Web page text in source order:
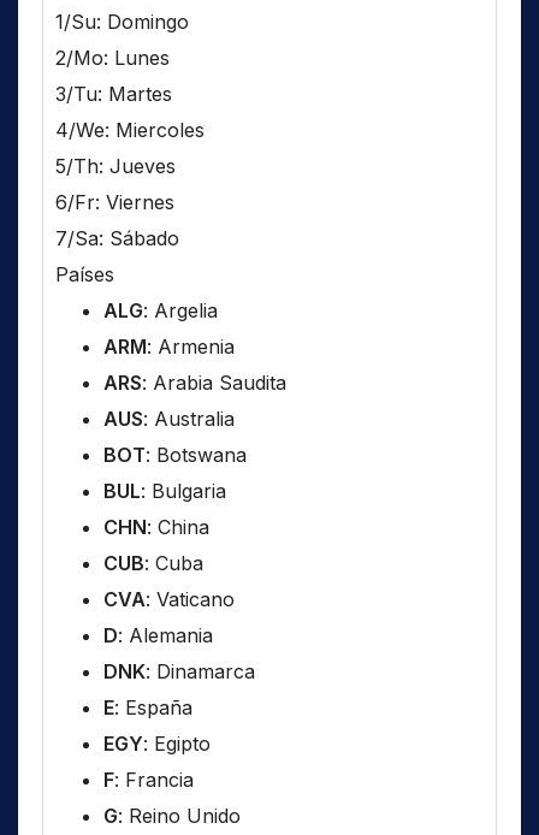
1/Su: Domingo
2/Mo: Lunes
3/Tu: Martes
4/We: Miercoles
5/Th: Jueves
6/Fr: Viernes
7/Sa: Sábado
Países
ALG: Argelia
ARM: Armenia
ARS: Arabia Saudita
AUS: Australia
BOT: Botswana
BUL: Bulgaria
CHN: China
CUB: Cuba
CVA: Vaticano
D: Alemania
DNK: Dinamarca
E: España
EGY: Egipto
F: Francia
G: Reino Unido